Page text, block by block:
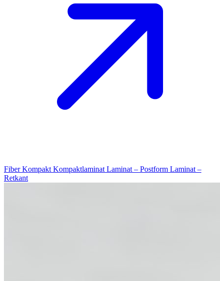
Fiber Kompakt Kompaktlaminat Laminat – Postform Laminat –
Retkant